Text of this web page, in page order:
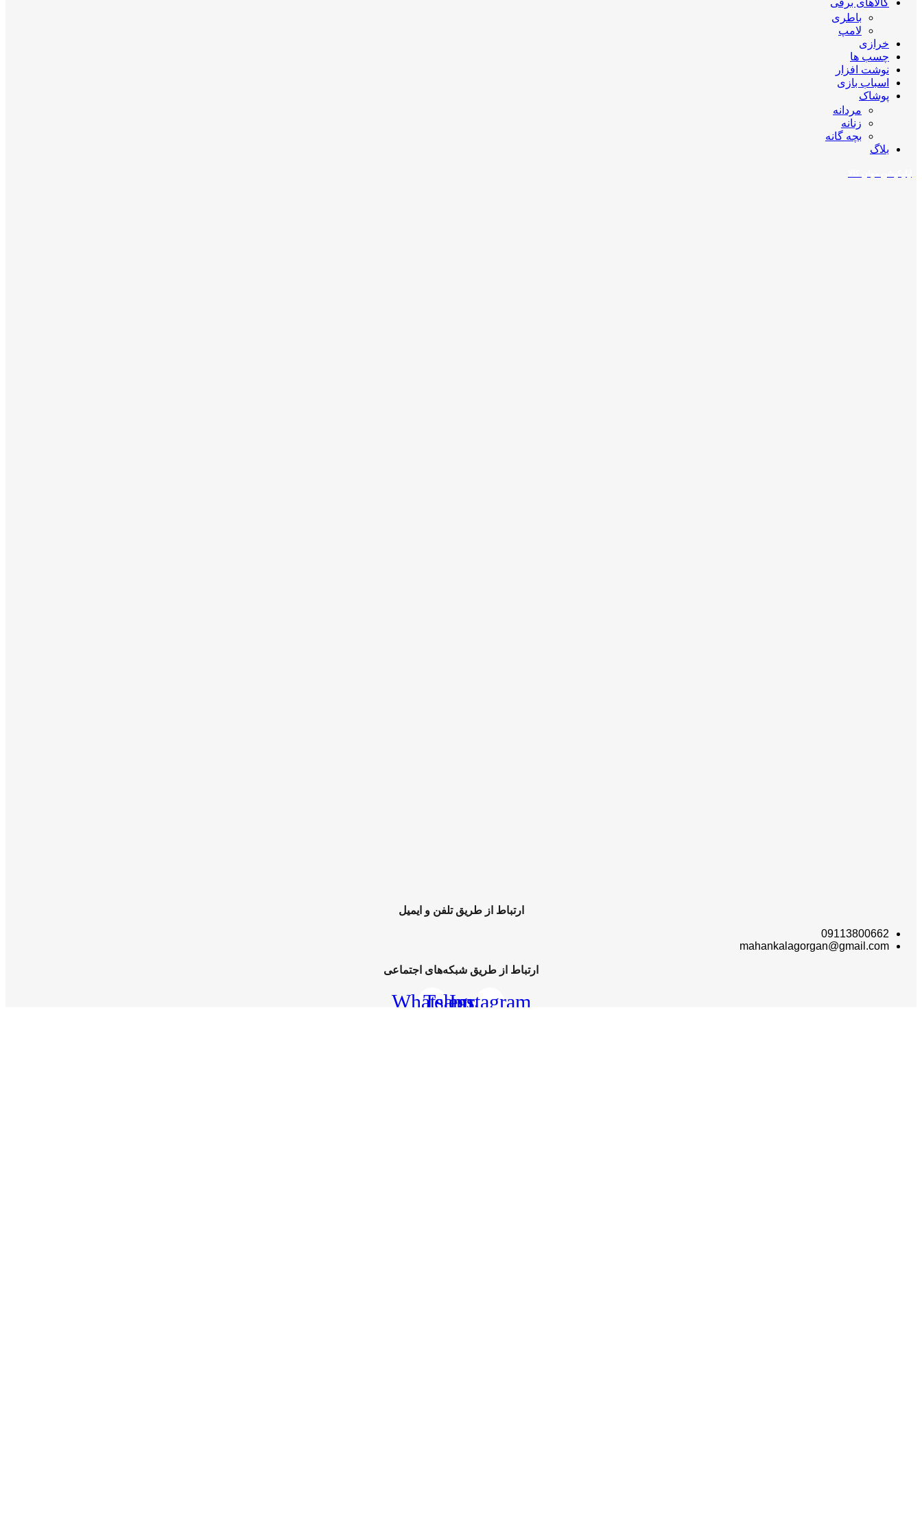
کالاهای برقی
باطری
لامپ
خرازی
چسب ها
نوشت افزار
اسباب بازی
پوشاک
مردانه
زنانه
بچه گانه
بلاگ
ارتباط از طریق تلفن و ایمیل
09113800662
mahankalagorgan@gmail.com
ارتباط از طریق شبکه‌های اجتماعی
Instagram
Telegram
Whatsapp